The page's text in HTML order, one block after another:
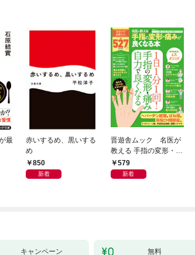
最
赤いするめ、黒いする
め
850
新着
晋遊舎ムック 名医が
教える 手指の変形・痛
みが良くなる本
579
新着
キャンペーン 無料